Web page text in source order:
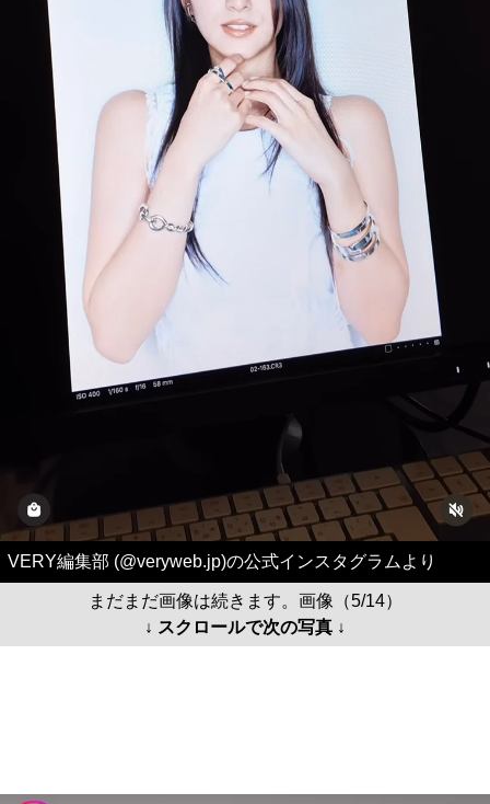
VERY編集部 (@veryweb.jp)の公式インスタグラムより
まだまだ画像は続きます。画像（5/14）
↓ スクロールで次の写真 ↓